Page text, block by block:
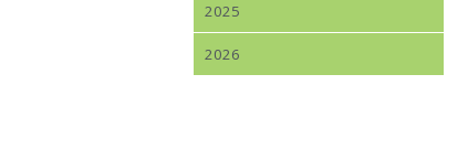
2025
2026